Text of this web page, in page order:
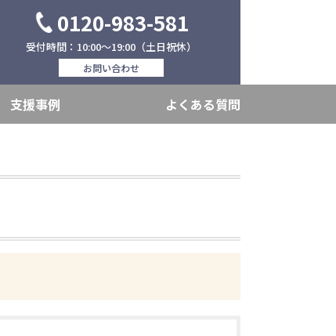
0120-983-581
受付時間：10:00～19:00（土日祝休）
お問い合わせ
支援事例 よくある質問